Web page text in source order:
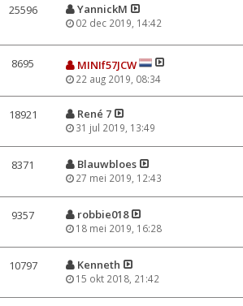
25596 YannickM
02 dec 2019, 14:42
8695 MINIf57JCW
22 aug 2019, 08:34
18921 René 7
31 jul 2019, 13:49
8371 Blauwbloes
27 mei 2019, 12:43
9357 robbie018
18 mei 2019, 16:28
10797 Kenneth
15 okt 2018, 21:42